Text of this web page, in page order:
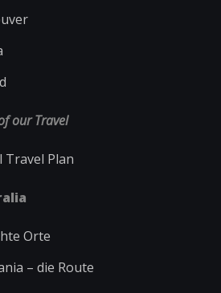
our Travel
Travel Plan
Orte
– die Route